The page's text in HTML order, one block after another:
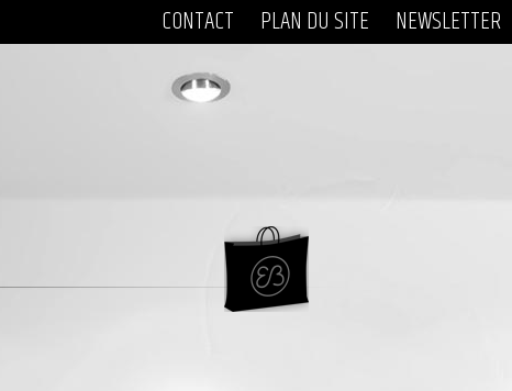
CONTACT PLAN DU SITE NEWSLETTER